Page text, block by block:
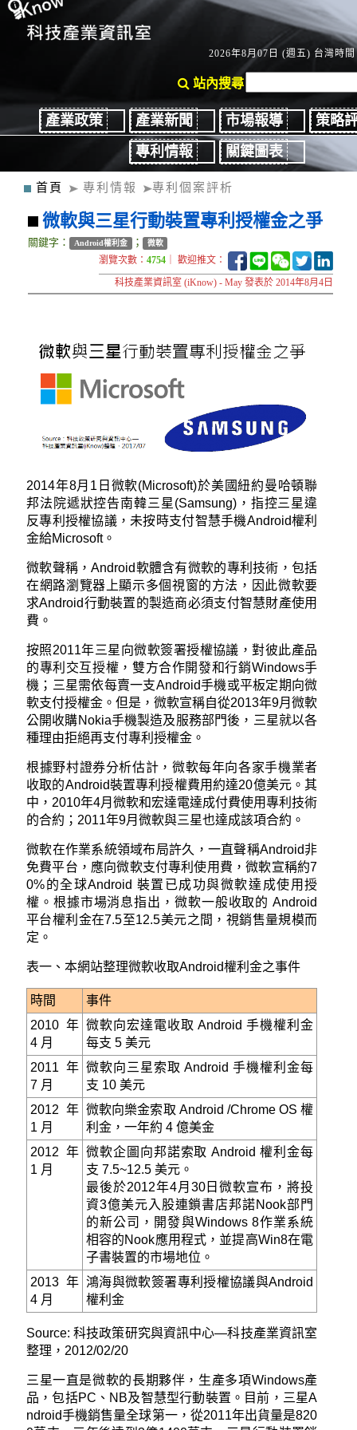
2026年8月07日 (週五) 台灣時間
站內搜尋
產業政策 產業新聞 市場報導
策略
專利情報
關鍵圖表
首頁 專利情報 專利個案評析
微軟與三星行動裝置專利授權金之爭
關鍵字： Android權利金 ； 微軟
瀏覽次數：4754 ｜ 歡迎推文：
科技產業資訊室 (iKnow) - May 發表於 2014年8月4日
2014年8月1日微軟(Microsoft)於美國紐約曼哈頓聯
邦法院遞狀控告南韓三星(Samsung)，指控三星違
反專利授權協議，未按時支付智慧手機Android權利
金給Microsoft。
微軟聲稱，Android軟體含有微軟的專利技術，包括
在網路瀏覽器上顯示多個視窗的方法，因此微軟要
求Android行動裝置的製造商必須支付智慧財產使用
費。
按照2011年三星向微軟簽署授權協議，對彼此產品
的專利交互授權，雙方合作開發和行銷Windows手
機；三星需依每賣一支Android手機或平板定期向微
軟支付授權金。但是，微軟宣稱自從2013年9月微軟
公開收購Nokia手機製造及服務部門後，三星就以各
種理由拒絕再支付專利授權金。
根據野村證券分析估計，微軟每年向各家手機業者
收取的Android裝置專利授權費用約達20億美元。其
中，2010年4月微軟和宏達電達成付費使用專利技術
的合約；2011年9月微軟與三星也達成該項合約。
微軟在作業系統領域布局許久，一直聲稱Android非
免費平台，應向微軟支付專利使用費，微軟宣稱約7
0%的全球Android 裝置已成功與微軟達成使用授
權。根據市場消息指出，微軟一般收取的 Android
平台權利金在7.5至12.5美元之間，視銷售量規模而
定。
表一、本網站整理微軟收取Android權利金之事件
時間
事件
2010 年
4 月
微軟向宏達電收取 Android 手機權利金
每支 5 美元
2011 年
7 月
微軟向三星索取 Android 手機權利金每
支 10 美元
2012 年
1 月
微軟向樂金索取 Android /Chrome OS 權
利金，一年約 4 億美金
2012 年
1 月
微軟企圖向邦諾索取 Android 權利金每
支 7.5~12.5 美元。
最後於2012年4月30日微軟宣布，將投
資3億美元入股連鎖書店邦諾Nook部門
的新公司，開發與Windows 8作業系統
相容的Nook應用程式，並提高Win8在電
子書裝置的市場地位。
2013 年
4 月
鴻海與微軟簽署專利授權協議與Android
權利金
Source: 科技政策研究與資訊中心—科技產業資訊室
整理，2012/02/20
三星一直是微軟的長期夥伴，生產多項Windows產
品，包括PC、NB及智慧型行動裝置。目前，三星A
ndroid手機銷售量全球第一，從2011年出貨量是820